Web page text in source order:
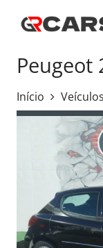
Peugeot
Início Veículos